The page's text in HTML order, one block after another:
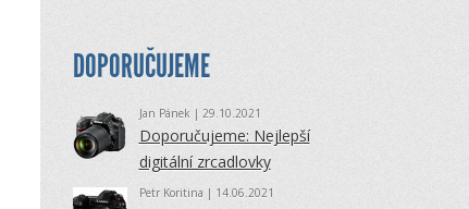
DOPORUČUJEME
Jan Pánek| 29.10.2021
Doporučujeme: Nejlepší
digitální zrcadlovky
Petr Koritina | 14.06.2021